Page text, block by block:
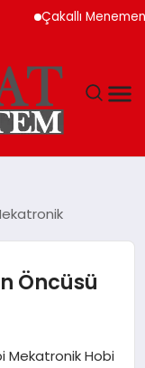
Çakallı Menemeni
Öncüsü
Mekatronik Hobi